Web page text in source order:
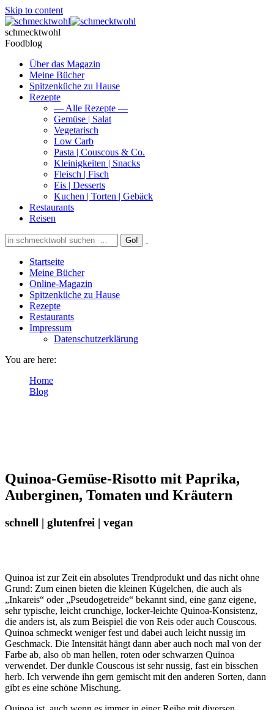
Skip to content
schmecktwohl
Foodblog
Über das Magazin
Meine Bücher
Spitzenküche zu Hause
Rezepte
— Alle Rezepte —
Gemüse | Salat
Vegetarisch
Low Carb
Pasta | Couscous & Co.
Kleinigkeiten | Snacks
Fleisch | Fisch
Eis | Desserts
Kuchen | Torten | Gebäck
Restaurants
Reisen
Startseite
Meine Bücher
Online-Magazin
Spitzenküche zu Hause
Rezepte
Restaurants
Impressum
Datenschutzerklärung
You are here:
Home
Blog
Quinoa-Gemüse-Risotto mit Paprika,
Auberginen, Tomaten und Kräutern
schnell | glutenfrei | vegan
Quinoa ist zur Zeit ein absolutes Trendprodukt und das nicht ohne
Grund: Zum einen bieten die kleinen Kügelchen, die auch als
„Inkareis“ oder „Pseudogetreide“ bekannt sind, eine ganz eigene,
sehr typische, leicht crunchige, locker-leichte Quinoa-Konsistenz,
die anders ist, als zum Beispiel die von Reis oder auch Couscous.
Quinoa schmeckt weniger fest und dabei auch leicht nussig im
Geschmack. Die Intensität hängt dann aber auch noch mal von der
Farbe ab, also ob man hellen, roten oder schwarzen Quinoa
verwendet. Der dunkle Couscous ist sehr nussig, fast ein bisschen
herb. Ich verwende ihn gern gemischt mit den anderen Sorten, dann
gibt es eine schöne Mischung.